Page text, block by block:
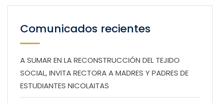
Comunicados recientes
A SUMAR EN LA RECONSTRUCCIÓN DEL TEJIDO
SOCIAL, INVITA RECTORA A MADRES Y PADRES DE
ESTUDIANTES NICOLAITAS